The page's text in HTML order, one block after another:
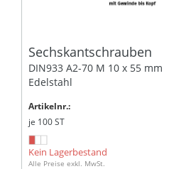
Sechskantschrauben
DIN933 A2-70 M 10 x 55 mm
Edelstahl
Artikelnr.:
je 100ST
Kein Lagerbestand
Alle Preise exkl. MwSt.